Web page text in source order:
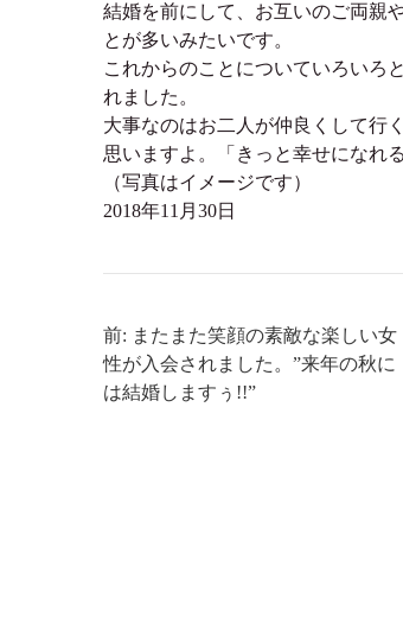
結婚を前にして、お互いのご両親
とが多いみたいです。
これからのことについていろいろ
れました。
大事なのはお二人が仲良くして行
思いますよ。「きっと幸せになれ
（写真はイメージです）
2018年11月30日
前: またまた笑顔の素敵な楽しい女
性が入会されました。”来年の秋に
は結婚しますぅ!!”